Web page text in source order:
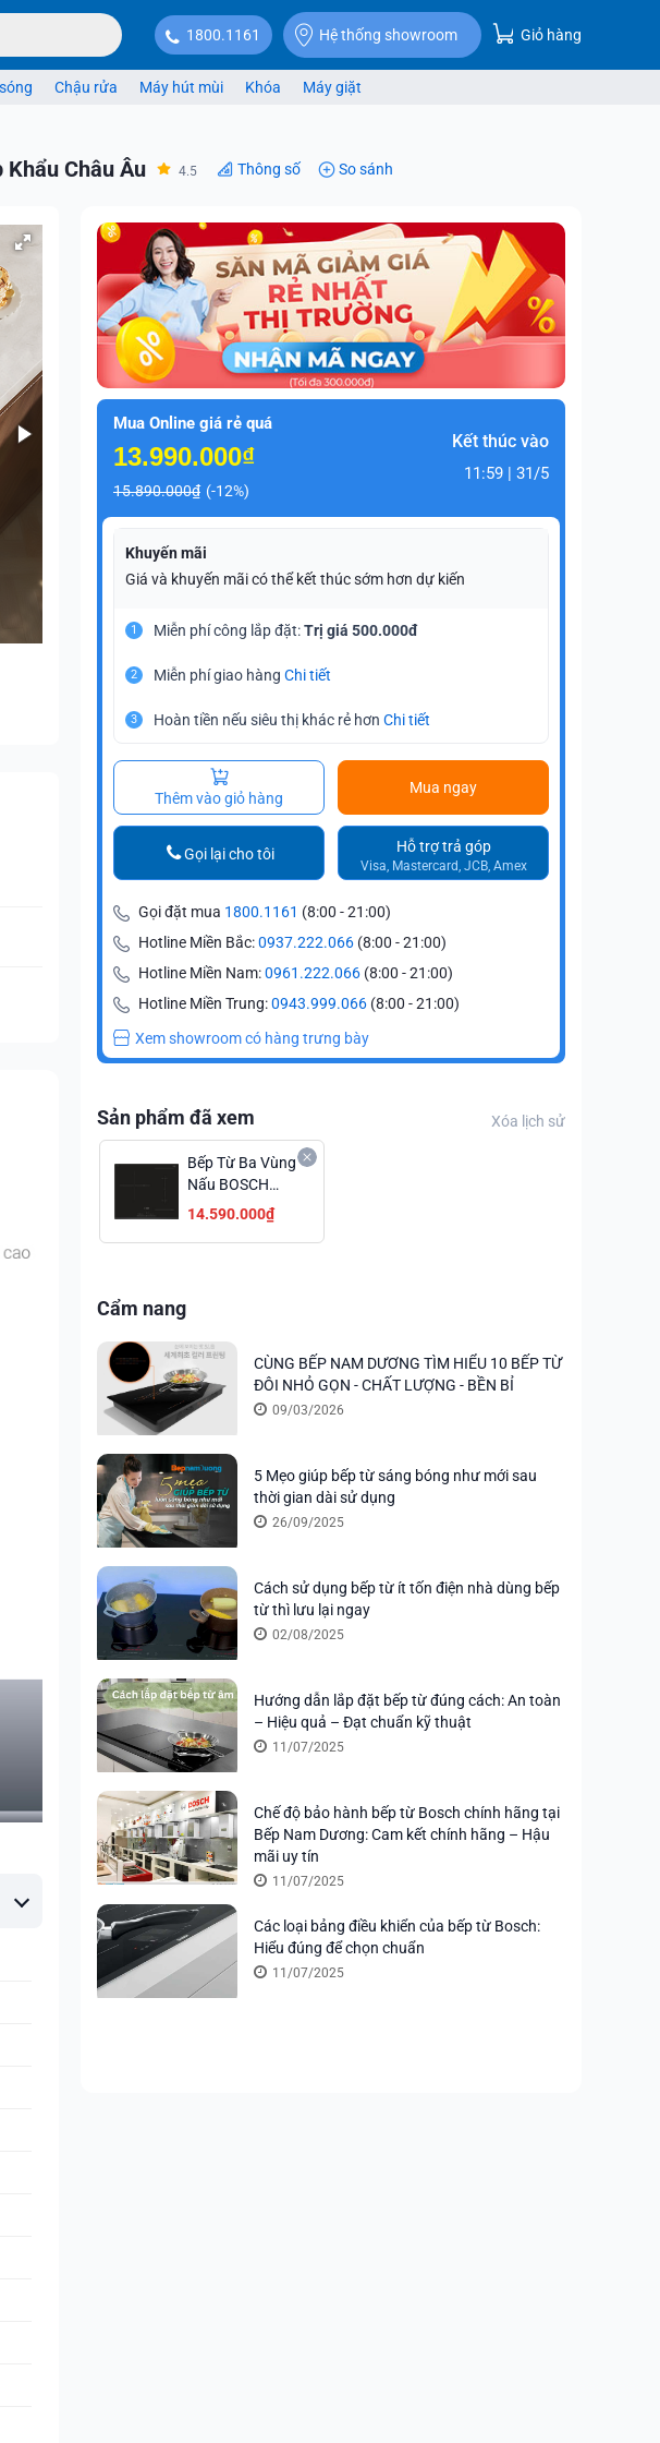
1800.1161 Hệ thống showroom Giỏ hàng
Chậu rửa Máy hút mùi Khóa Máy giặt
Khẩu Châu Âu 4.5 Thông số So sánh
Mua Online giá rẻ quá
13.990.000₫
15.890.000₫ (-12%)
Kết thúc vào
11:59 | 31/5
Khuyến mãi
Giá và khuyến mãi có thể kết thúc sớm hơn dự kiến
1 Miễn phí công lắp đặt:Trị giá 500.000đ
2 Miễn phí giao hàng Chi tiết
3 Hoàn tiền nếu siêu thị khác rẻ hơn Chi tiết
Thêm vào giỏ hàng
Mua ngay
Hỗ trợ trả góp
Visa, Mastercard, JCB, Amex
Gọi lại cho tôi
Gọi đặt mua 1800.1161 (8:00 - 21:00)
Hotline Miền Bắc:0937.222.066 (8:00 - 21:00)
Hotline Miền Nam:0961.222.066 (8:00 - 21:00)
Hotline Miền Trung:0943.999.066 (8:00 - 21:00)
Xem showroom có hàng trưng bày
Sản phẩm đã xem Xóa lịch sử
Bếp Từ Ba Vùng
Nấu BOSCH
PVJ631FB1E
Series 6 Công
14.590.000₫
Cẩm nang
CÙNG BẾP NAM DƯƠNG TÌM HIỂU 10 BẾP TỪ
ĐÔI NHỎ GỌN - CHẤT LƯỢNG - BỀN BỈ
09/03/2026
5 Mẹo giúp bếp từ sáng bóng như mới sau
thời gian dài sử dụng
26/09/2025
Cách sử dụng bếp từ ít tốn điện nhà dùng bếp
từ thì lưu lại ngay
02/08/2025
Hướng dẫn lắp đặt bếp từ đúng cách: An toàn
– Hiệu quả – Đạt chuẩn kỹ thuật
11/07/2025
Chế độ bảo hành bếp từ Bosch chính hãng tại
Bếp Nam Dương: Cam kết chính hãng – Hậu
mãi uy tín
11/07/2025
Các loại bảng điều khiển của bếp từ Bosch:
Hiểu đúng để chọn chuẩn
11/07/2025